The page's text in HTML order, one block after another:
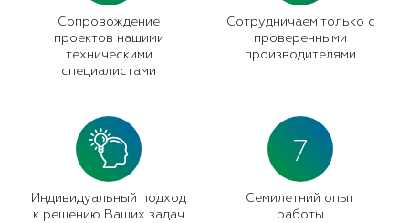
Сопровождение
проектов нашими
техническими
специалистами
Сотрудничаем только с
проверенными
производителями
Индивидуальный подход
к решению Ваших задач
7
Семилетний опыт
работы